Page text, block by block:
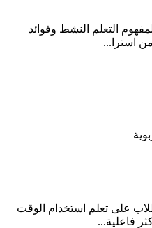
التعلم النشط وفوائد
استرا...
على تعلم استخدام الوقت
فاعلية...